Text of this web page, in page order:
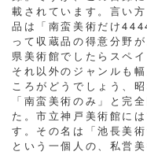
載されています。言い
品は「南蛮美術だけ
って収蔵品の得意分野
県美術館でしたらスペ
それ以外のジャンルも
ころがどうでしょう、
「南蛮美術のみ」と完
た。市立神戸美術館に
す。その名は「池長美
という一個人の、私営